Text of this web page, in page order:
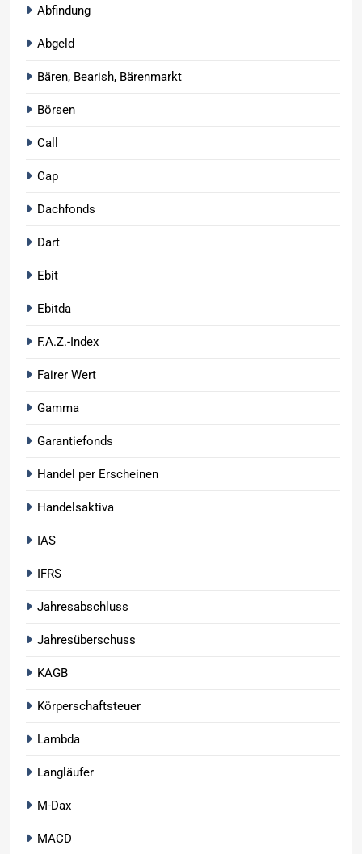
Abfindung
Abgeld
Bären, Bearish, Bärenmarkt
Börsen
Call
Cap
Dachfonds
Dart
Ebit
Ebitda
F.A.Z.-Index
Fairer Wert
Gamma
Garantiefonds
Handel per Erscheinen
Handelsaktiva
IAS
IFRS
Jahresabschluss
Jahresüberschuss
KAGB
Körperschaftsteuer
Lambda
Langläufer
M-Dax
MACD